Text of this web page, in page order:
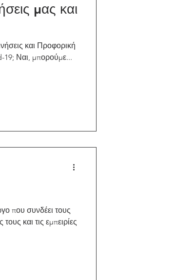
μας και
και Προφορική
19; Ναι, μπορούμε...
που συνδέει τους
και τις εμπειρίες